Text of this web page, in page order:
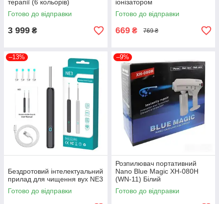
терапії (6 кольорів)
Готово до відправки
3 999 ₴
іонізатором
Готово до відправки
669 ₴ 769 ₴
–13%
Бездротовий інтелектуальний
прилад для чищення вух NE3
Готово до відправки
–9%
Розпилювач портативний
Nano Blue Magic XH-080H
(WN-11) Білий
Готово до відправки